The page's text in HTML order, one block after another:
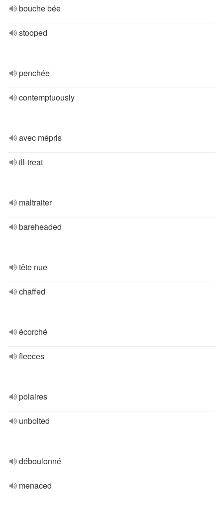
bouche bée
stooped
penchée
contemptuously
avec mépris
ill-treat
maltraiter
bareheaded
tête nue
chaffed
écorché
fleeces
polaires
unbolted
déboulonné
menaced